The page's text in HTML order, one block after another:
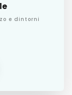
e dintorni